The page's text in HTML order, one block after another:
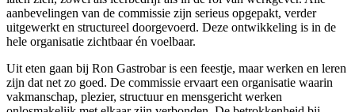
aanbevelingen van de commissie zijn serieus opgepakt, verder
uitgewerkt en structureel doorgevoerd. Deze ontwikkeling is in de
hele organisatie zichtbaar én voelbaar.
Uit eten gaan bij Ron Gastrobar is een feestje, maar werken en leren
zijn dat net zo goed. De commissie ervaart een organisatie waarin
vakmanschap, plezier, structuur en mensgericht werken